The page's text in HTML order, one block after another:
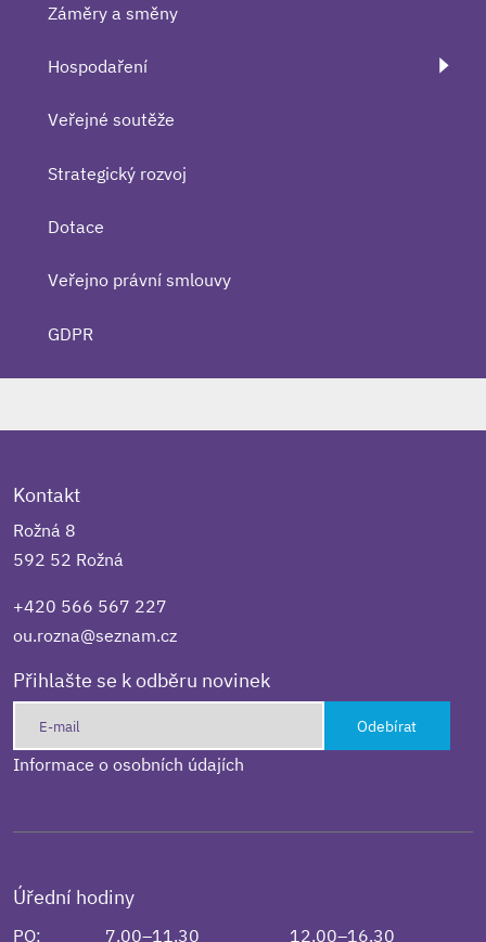
Záměry a směny
Hospodaření
Veřejné soutěže
Strategický rozvoj
Dotace
Veřejno právní smlouvy
GDPR
Kontakt
Rožná 8
592 52 Rožná
+420 566 567 227
ou.rozna@seznam.cz
Přihlašte se k odběru novinek
Odebírat
Informace o osobních údajích
Úřední hodiny
PO: 7.00–11.30 12.00–16.30